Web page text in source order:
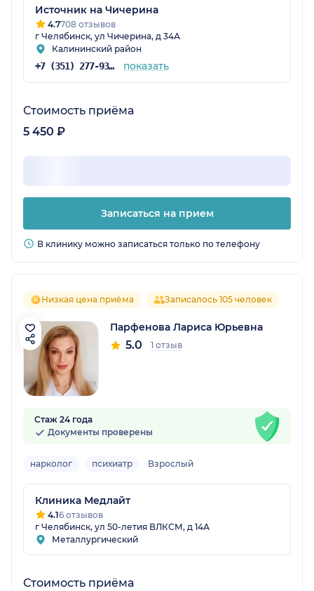
Источник на Чичерина
4.7708 отзывов
г Челябинск, ул Чичерина, д 34А
Калининский район
+7 (351) 277-93-31 показать
Стоимость приёма
5 450 ₽
Записаться на прием
В клинику можно записаться только по телефону
Низкая цена приёма Записалось 105 человек
Парфенова Лариса Юрьевна
5.0 1 отзыв
Стаж 24 года
Документы проверены
нарколог психиатр Взрослый
Клиника Медлайт
4.16 отзывов
г Челябинск, ул 50-летия ВЛКСМ, д 14А
Металлургический
Стоимость приёма